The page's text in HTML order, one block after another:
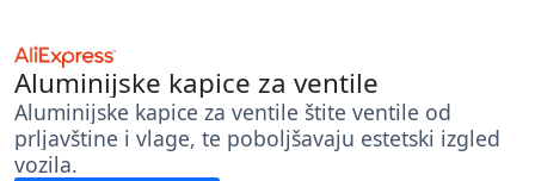
Aluminijske kapice za ventile
Aluminijske kapice za ventile štite ventile od
prljavštine i vlage, te poboljšavaju estetski izgled
vozila.